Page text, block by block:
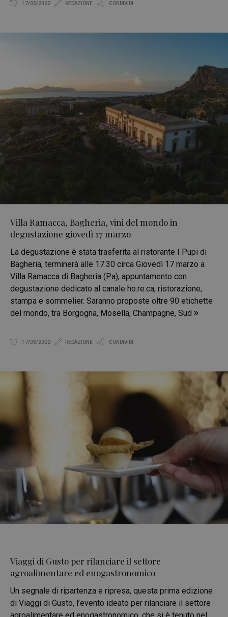
17/03/2022 REDAZIONE CONDIVIDI
Villa Ramacca, Bagheria, vini del mondo in
degustazione giovedì 17 marzo
La degustazione è stata trasferita al ristorante I Pupi di
Bagheria, terminerà alle 17.30 circa Giovedì 17 marzo a
Villa Ramacca di Bagheria (Pa), appuntamento con
degustazione dedicato al canale ho.re.ca, ristorazione,
stampa e sommelier. Saranno proposte oltre 90 etichette
del mondo, tra Borgogna, Mosella, Champagne, Sud
17/03/2022 REDAZIONE CONDIVIDI
Viaggi di Gusto per rilanciare il settore
agroalimentare ed enogastronomico
Un segnale di ripartenza e ripresa, questa prima edizione
di Viaggi di Gusto, l’evento ideato per rilanciare il settore